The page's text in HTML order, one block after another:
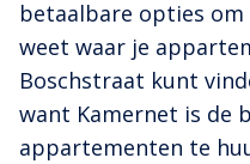
betaalbare opties
weet waar je
Boschstraat kunt
want Kamernet is de
appartementen te